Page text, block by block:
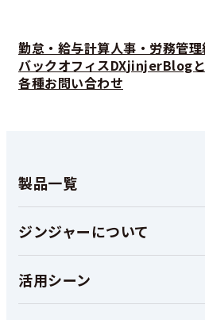
勤怠・給与計算人事・労務管理
バックオフィスDXjinjerBlog
各種お問い合わせ
製品一覧
ジンジャーについて
活用シーン